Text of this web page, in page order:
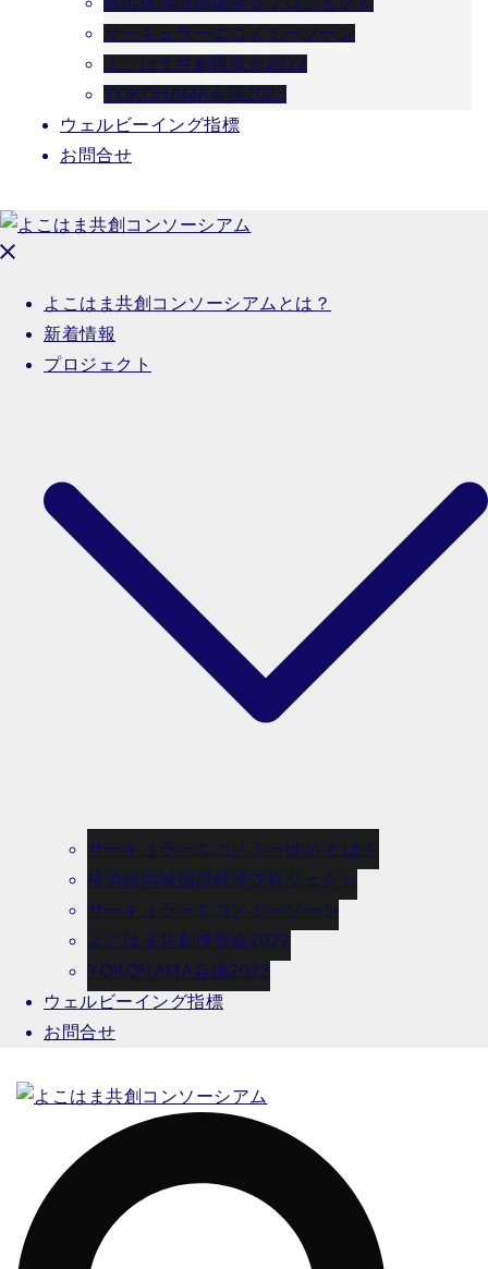
サーキュラーエコノミーゾーン
よこはま共創博覧会2022
YOKOHAMA会議2023
ウェルビーイング指標
お問合せ
よこはま共創コンソーシアムとは？
新着情報
プロジェクト
サーキュラーエコノミーplus とは？
横浜版地域循環経済プロジェクト
サーキュラーエコノミーゾーン
よこはま共創博覧会2022
YOKOHAMA会議2023
ウェルビーイング指標
お問合せ